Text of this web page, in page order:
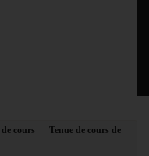
cours
Tenue de cours de